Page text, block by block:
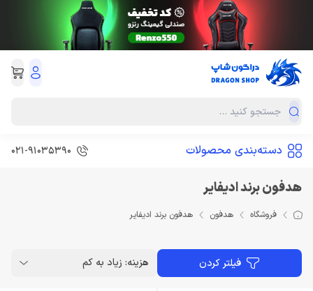
دسته‌بندی محصولات 021-91035390
هدفون برند ادیفایر
فروشگاه هدفون هدفون برند ادیفایر
فیلتر کردن هزینه: زیاد به کم